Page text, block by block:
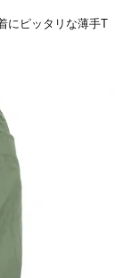
にピッタリな薄手T